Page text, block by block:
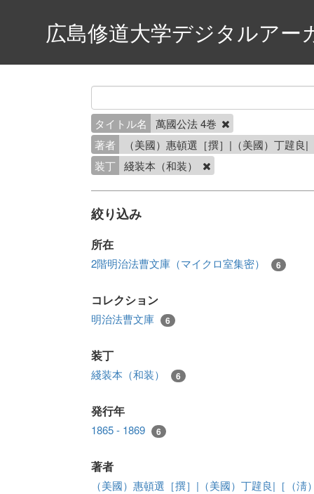
広島修道大学デジタルアー
タイトル名
萬國公法 4巻
著者
（美國）惠頓選［撰］|（美國）丁韙
装丁 綫装本（和装）
絞り込み
所在
2階明治法曹文庫（マイクロ室集密） 6
コレクション
明治法曹文庫 6
装丁
綫装本（和装） 6
発行年
1865 - 1869 6
著者
（美國）惠頓選［撰］|（美國）丁韙良|［（